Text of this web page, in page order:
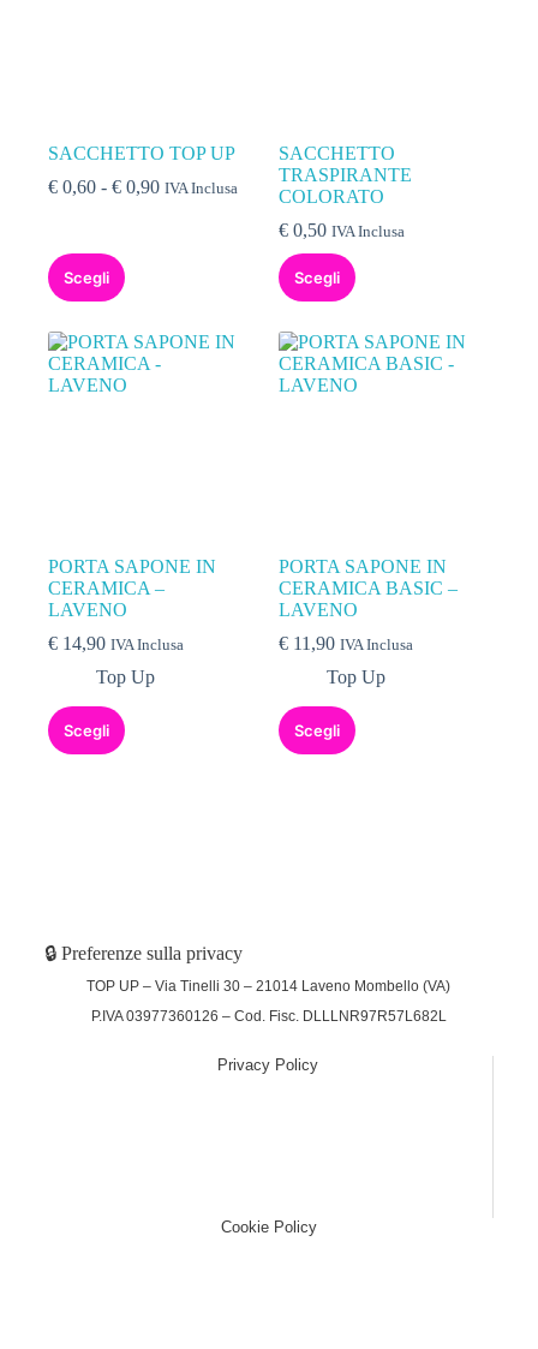
SACCHETTO TOP UP
€ 0,60 - € 0,90 IVA Inclusa
Scegli
SACCHETTO
TRASPIRANTE
COLORATO
€ 0,50 IVA Inclusa
Scegli
PORTA SAPONE IN
CERAMICA –
LAVENO
€ 14,90 IVA Inclusa
Top Up
Scegli
PORTA SAPONE IN
CERAMICA BASIC –
LAVENO
€ 11,90 IVA Inclusa
Top Up
Scegli
🔒 Preferenze sulla privacy
TOP UP – Via Tinelli 30 – 21014 Laveno Mombello (VA)
P.IVA 03977360126 – Cod. Fisc. DLLLNR97R57L682L
Privacy Policy
Cookie Policy